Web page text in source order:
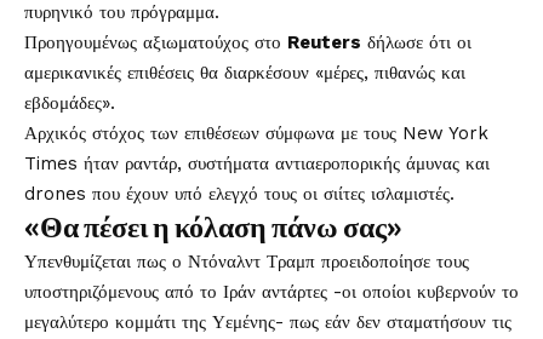
πυρηνικό του πρόγραμμα.
Προηγουμένως αξιωματούχος στο Reuters δήλωσε ότι οι
αμερικανικές επιθέσεις θα διαρκέσουν «μέρες, πιθανώς και
εβδομάδες».
Αρχικός στόχος των επιθέσεων σύμφωνα με τους New York
Times ήταν ραντάρ, συστήματα αντιαεροπορικής άμυνας και
drones που έχουν υπό ελεγχό τους οι σιίτες ισλαμιστές.
«Θα πέσει η κόλαση πάνω σας»
Υπενθυμίζεται πως ο Ντόναλντ Τραμπ προειδοποίησε τους
υποστηριζόμενους από το Ιράν αντάρτες -οι οποίοι κυβερνούν το
μεγαλύτερο κομμάτι της Υεμένης- πως εάν δεν σταματήσουν τις